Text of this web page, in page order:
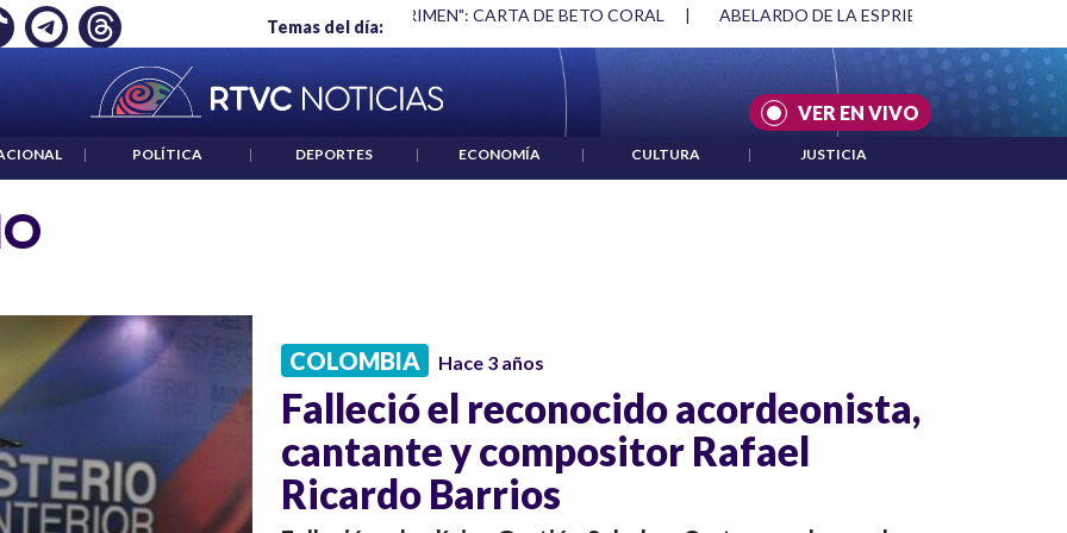
Temas del día:
EMPLEO: JP MORGAN "HABLAR NO ES UN CRIMEN": CARTA DE BETO CORAL | ABELARDO DE LA ESPRIELLA Y DMG
VER EN VIVO
| POLÍTICA | DEPORTES | ECONOMÍA | CULTURA | JUSTICIA
COLOMBIA Hace 3 años
Falleció el reconocido acordeonista,
cantante y compositor Rafael
Ricardo Barrios